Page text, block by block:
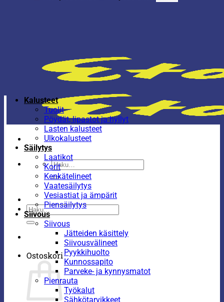
Etsi:
Etsi:
Ostoskori
Kalusteet
Tuolit
Pöydät, lipastot ja hyllyt
Lasten kalusteet
Ulkokalusteet
Säilytys
Laatikot
Korit
Kenkätelineet
Vaatesäilytys
Vesiastiat ja ämpärit
Piensäilytys
Siivous
Siivous
Jätteiden käsittely
Siivousvälineet
Pyykkihuolto
Kunnossapito
Parveke- ja kynnysmatot
Pienrauta
Työkalut
Sähkötarvikkeet